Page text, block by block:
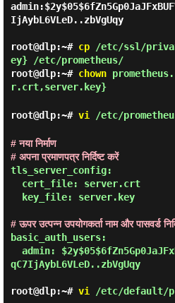
IjAybL6VLeD..zbVgUqy
root@dlp:~# cp/etc/ssl/
ey} /etc/prometheus/
root@dlp:~# chown
r.crt,server.key}
root@dlp:~# vi /etc/
# नया निर्माण
# अपना प्रमाणपत्र निर्दिष्ट करें
tls_server_config:
# ऊपर उत्पन्न उपयोगकर्ता नाम और पासवर्ड
basic_auth_users:
qC7IjAybL6VLeD..zbVgUqy
root@dlp:~# vi /etc/default/